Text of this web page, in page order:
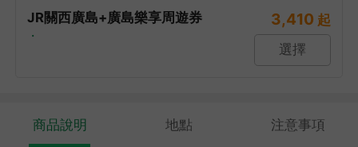
JR關西廣島+廣島樂享周遊券
・
3,410 起
選擇
商品說明 地點 注意事項